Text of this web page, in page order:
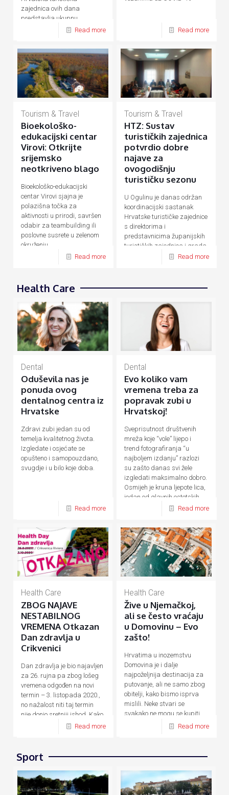
zajednica ovih dana
predstavlja ukupnu
hrvatsku turističku ponudu
Read more Read more
Tourism & Travel
Bioekološko-
edukacijski centar
Virovi: Otkrijte
srijemsko
neotkriveno blago
Bioekološko-edukacijski
centar Virovi sjajna je
polazišna točka za
aktivnosti u prirodi, savršen
odabir za teambuilding ili
poslovne susrete u zelenom
okruženju.
Read more
Tourism & Travel
HTZ: Sustav
turističkih zajednica
potvrdio dobre
najave za
ovogodišnju
turističku sezonu
U Ogulinu je danas održan
koordinacijski sastanak
Hrvatske turističke zajednice
s direktorima i
predstavnicima županijskih
turističkih zajednica i grada
Read more
Health Care
Dental
Oduševila nas je
ponuda ovog
dentalnog centra iz
Hrvatske
Zdravi zubi jedan su od
temelja kvalitetnog života.
Izgledate i osjećate se
opušteno i samopouzdano,
svugdje i u bilo koje doba.
Read more
Dental
Evo koliko vam
vremena treba za
popravak zubi u
Hrvatskoj!
Sveprisutnost društvenih
mreža koje “vole” lijepo i
trend fotografiranja “u
najboljem izdanju” razlozi
su zašto danas svi žele
izgledati maksimalno dobro.
Osmijeh je kruna ljepote lica,
jedan od glavnih estetskih
Read more
Health Care
ZBOG NAJAVE
NESTABILNOG
VREMENA Otkazan
Dan zdravlja u
Crikvenici
Dan zdravlja je bio najavljen
za 26. rujna pa zbog lošeg
vremena odgođen na novi
termin – 3. listopada 2020.,
no nažalost niti taj termin
nije donio sretniji ishod. Kako
Read more
Health Care
Žive u Njemačkoj,
ali se često vraćaju
u Domovinu – Evo
zašto!
Hrvatima u inozemstvu
Domovina je i dalje
najpoželjnija destinacija za
putovanje, ali ne samo zbog
obitelji, kako bismo isprva
mislili. Neke stvari se
svakako ne mogu se kupiti
Read more
Sport